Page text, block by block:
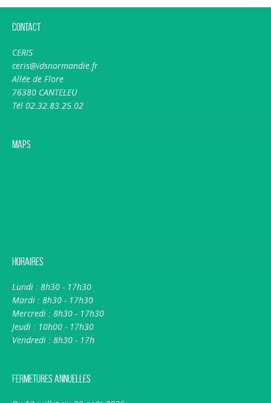
Contact
CERIS
ceris@idsnormandie.fr
Allée de Flore
76380 CANTELEU
Tél 02.32.83.25.02
Maps
Horaires
Lundi : 8h30 - 17h30
Mardi : 8h30 - 17h30
Mercredi : 8h30 - 17h30
Jeudi : 10h00 - 17h30
Vendredi : 8h30 - 17h
Fermetures annuelles